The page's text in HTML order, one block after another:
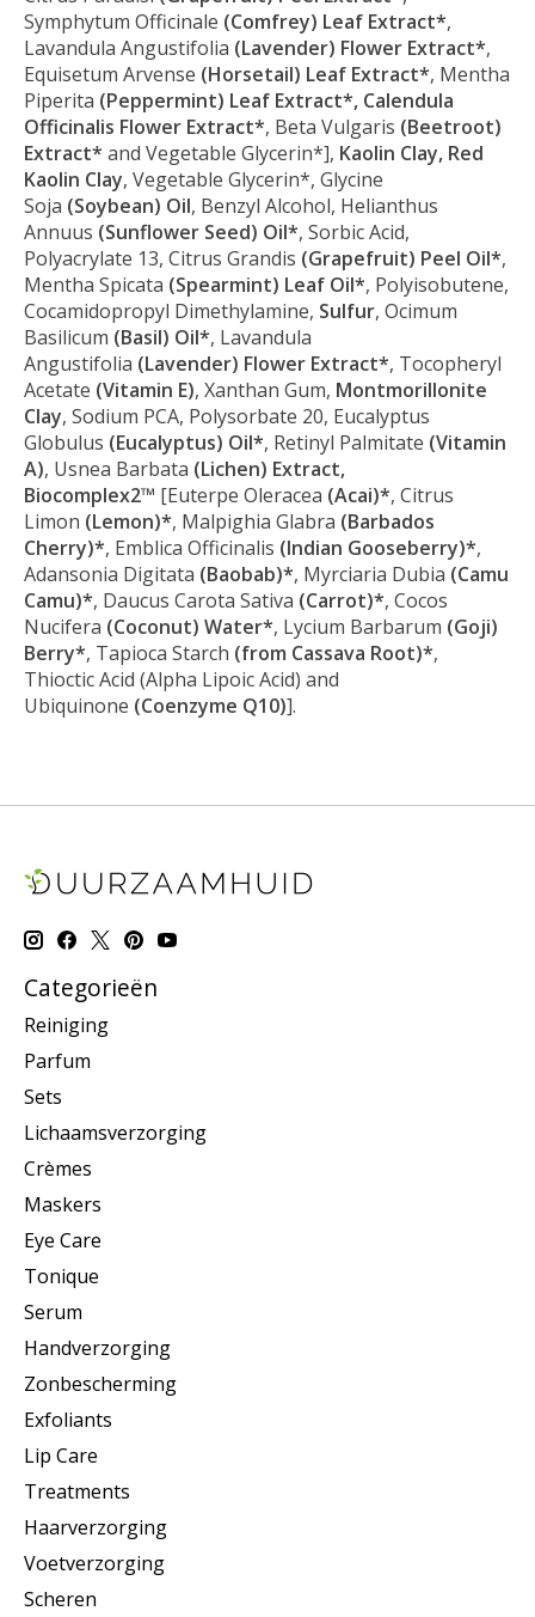
Symphytum Officinale (Comfrey) Leaf Extract*,
Lavandula Angustifolia (Lavender) Flower Extract*,
Equisetum Arvense (Horsetail) Leaf Extract*, Mentha
Piperita (Peppermint) Leaf Extract*, Calendula
Officinalis Flower Extract*, Beta Vulgaris (Beetroot)
Extract* and Vegetable Glycerin*], Kaolin Clay, Red
Kaolin Clay, Vegetable Glycerin*, Glycine
Soja (Soybean) Oil, Benzyl Alcohol, Helianthus
Annuus (Sunflower Seed) Oil*, Sorbic Acid,
Polyacrylate 13, Citrus Grandis (Grapefruit) Peel Oil*,
Mentha Spicata (Spearmint) Leaf Oil*, Polyisobutene,
Cocamidopropyl Dimethylamine, Sulfur, Ocimum
Basilicum (Basil) Oil*, Lavandula
Angustifolia (Lavender) Flower Extract*, Tocopheryl
Acetate (Vitamin E), Xanthan Gum, Montmorillonite
Clay, Sodium PCA, Polysorbate 20, Eucalyptus
Globulus (Eucalyptus) Oil*, Retinyl Palmitate (Vitamin
A), Usnea Barbata (Lichen) Extract,
Biocomplex2™ [Euterpe Oleracea (Acai)*, Citrus
Limon (Lemon)*, Malpighia Glabra (Barbados
Cherry)*, Emblica Officinalis (Indian Gooseberry)*,
Adansonia Digitata (Baobab)*, Myrciaria Dubia (Camu
Camu)*, Daucus Carota Sativa (Carrot)*, Cocos
Nucifera (Coconut) Water*, Lycium Barbarum (Goji)
Berry*, Tapioca Starch (from Cassava Root)*,
Thioctic Acid (Alpha Lipoic Acid) and
Ubiquinone (Coenzyme Q10)].
Categorieën
Reiniging
Parfum
Sets
Lichaamsverzorging
Crèmes
Maskers
Eye Care
Tonique
Serum
Handverzorging
Zonbescherming
Exfoliants
Lip Care
Treatments
Haarverzorging
Voetverzorging
Scheren